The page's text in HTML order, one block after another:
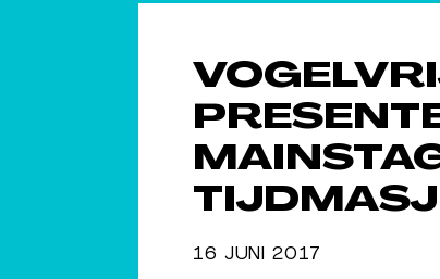
16 JUNI 2017